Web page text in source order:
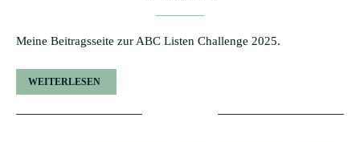
Meine Beitragsseite zur ABC Listen Challenge 2025.
WEITERLESEN